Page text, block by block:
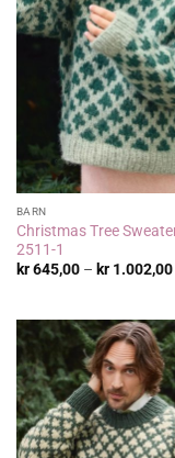
BARN
Christmas Tree
2511-1
kr645,00 – kr1.002,00